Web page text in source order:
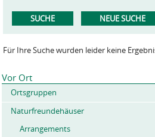
Für Ihre Suche wurden leider keine
Vor Ort
Ortsgruppen
Naturfreundehäuser
Arrangements